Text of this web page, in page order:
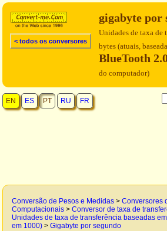
< todos os conversores
gigabyte por
Unidades de taxa de
bytes (atuais,
BlueTooth
do computador)
EN ES PT RU FR
Conversão de Pesos e Medidas > Conversores
Computacionais > Conversor de taxa de
Unidades de taxa de transferência baseadas
em 1000) > Gigabyte por segundo